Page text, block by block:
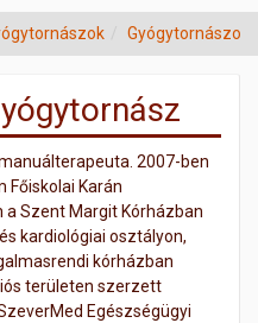
Gyógytornászok
2007-ben
Főiskolai Karán
Szent Margit Kórházban
kardiológiai osztályon,
kórházban
területen szerzett
Egészségügyi